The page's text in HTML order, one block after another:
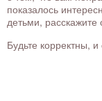
показалось
детьми, расскажите
Будьте корректны,